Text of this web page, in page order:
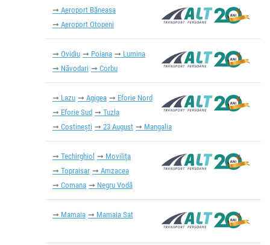
Aeroport Băneasa
Aeroport Otopeni
Ovidiu Poiana
Lumina
Năvodari
Corbu
Lazu Agigea
Eforie Nord
Eforie Sud
Tuzla
Costinești
23 August Mangalia
Techirghiol
Movilița
Topraisar
Amzacea
Comana
Negru Vodă
Mamaia Mamaia Sat